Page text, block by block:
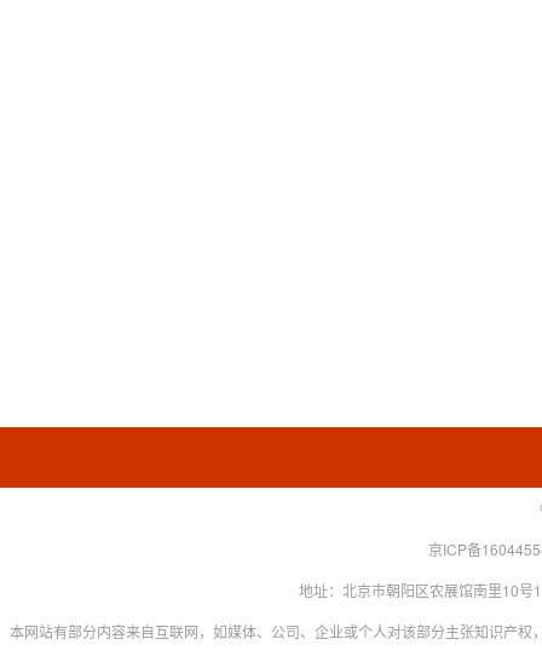
京ICP备
地址：北京市朝阳区农展馆南里10
本网站有部分内容来自互联网，如媒体、公司、企业或个人对该部分主张知识产